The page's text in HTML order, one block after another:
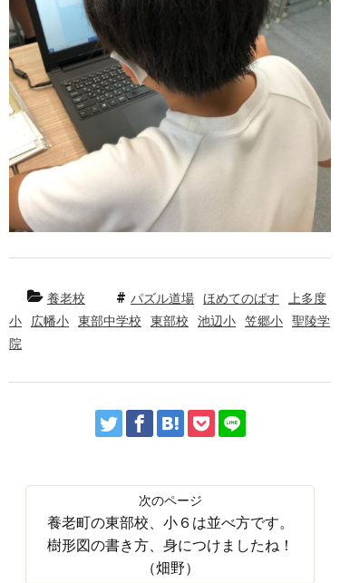
養老校 パズル道場 ほめてのばす
上多度
小
広幡小 東部中学校 東部校 池辺小 笠郷小
聖陵学
院
養老町の東部校、小６は並べ方です。
樹形図の書き方、身につけましたね！
（畑野）